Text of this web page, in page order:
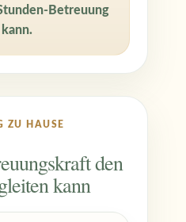
Betreuung
ZU HAUSE
den
kann